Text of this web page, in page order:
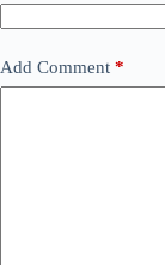
Add Comment *